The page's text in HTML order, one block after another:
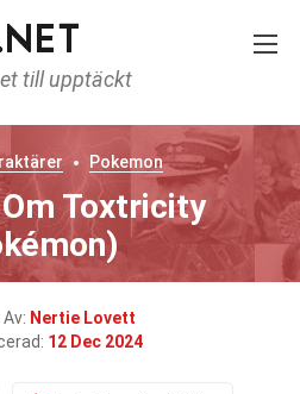
till upptäckt
Pokemon
Toxtricity
Nertie Lovett
12 Dec 2024